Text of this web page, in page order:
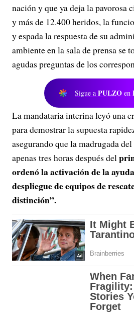
nación y que ya deja la pavorosa
y más de 12.400 heridos, la
y espada la respuesta de su
ambiente en la sala de prensa se
agudas preguntas de los
Sigue a PULZO en
La mandataria interina leyó una
para demostrar la supuesta
asegurando que la madrugada
apenas tres horas después del
ordenó la activación de la
despliegue de equipos de
distinción”.